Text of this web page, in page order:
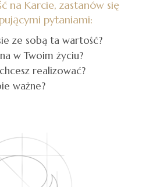
na Karcie, zastanów się
pytaniami:
ze sobą ta wartość?
w Twoim życiu?
realizować?
ważne?